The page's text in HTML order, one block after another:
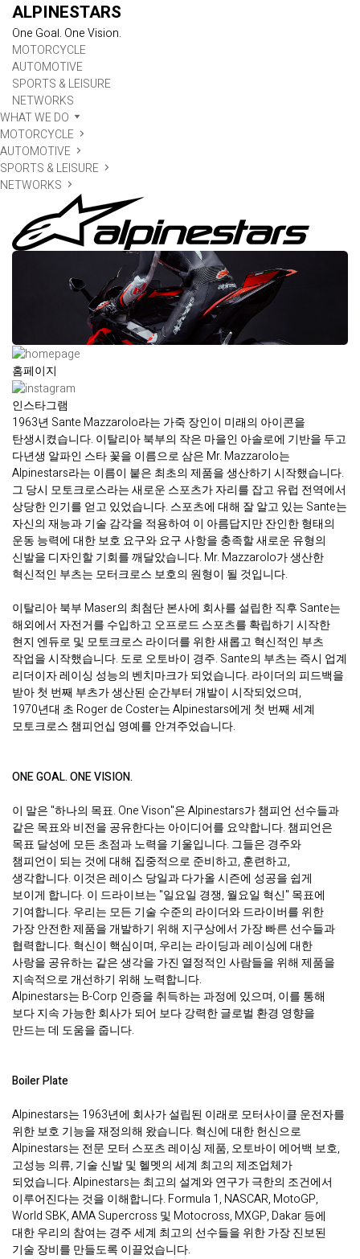
ALPINESTARS
One Goal. One Vision.
MOTORCYCLE
AUTOMOTIVE
SPORTS & LEISURE
NETWORKS
WHAT WE DO
MOTORCYCLE
AUTOMOTIVE
SPORTS & LEISURE
NETWORKS
홈페이지
인스타그램
1963년 Sante Mazzarolo라는 가죽 장인이 미래의 아이콘을
탄생시켰습니다. 이탈리아 북부의 작은 마을인 아솔로에 기반을 두고
다년생 알파인 스타 꽃을 이름으로 삼은 Mr. Mazzarolo는
Alpinestars라는 이름이 붙은 최초의 제품을 생산하기 시작했습니다.
그 당시 모토크로스라는 새로운 스포츠가 자리를 잡고 유럽 전역에서
상당한 인기를 얻고 있었습니다. 스포츠에 대해 잘 알고 있는 Sante는
자신의 재능과 기술 감각을 적용하여 이 아름답지만 잔인한 형태의
운동 능력에 대한 보호 요구와 요구 사항을 충족할 새로운 유형의
신발을 디자인할 기회를 깨달았습니다. Mr. Mazzarolo가 생산한
혁신적인 부츠는 모터크로스 보호의 원형이 될 것입니다.
이탈리아 북부 Maser의 최첨단 본사에 회사를 설립한 직후 Sante는
해외에서 자전거를 수입하고 오프로드 스포츠를 확립하기 시작한
현지 엔듀로 및 모토크로스 라이더를 위한 새롭고 혁신적인 부츠
작업을 시작했습니다. 도로 오토바이 경주. Sante의 부츠는 즉시 업계
리더이자 레이싱 성능의 벤치마크가 되었습니다. 라이더의 피드백을
받아 첫 번째 부츠가 생산된 순간부터 개발이 시작되었으며,
1970년대 초 Roger de Coster는 Alpinestars에게 첫 번째 세계
모토크로스 챔피언십 영예를 안겨주었습니다.
ONE GOAL. ONE VISION.
이 말은 "하나의 목표. One Vison"은 Alpinestars가 챔피언 선수들과
같은 목표와 비전을 공유한다는 아이디어를 요약합니다. 챔피언은
목표 달성에 모든 초점과 노력을 기울입니다. 그들은 경주와
챔피언이 되는 것에 대해 집중적으로 준비하고, 훈련하고,
생각합니다. 이것은 레이스 당일과 다가올 시즌에 성공을 쉽게
보이게 합니다. 이 드라이브는 "일요일 경쟁, 월요일 혁신" 목표에
기여합니다. 우리는 모든 기술 수준의 라이더와 드라이버를 위한
가장 안전한 제품을 개발하기 위해 지구상에서 가장 빠른 선수들과
협력합니다. 혁신이 핵심이며, 우리는 라이딩과 레이싱에 대한
사랑을 공유하는 같은 생각을 가진 열정적인 사람들을 위해 제품을
지속적으로 개선하기 위해 노력합니다.
Alpinestars는 B-Corp 인증을 취득하는 과정에 있으며, 이를 통해
보다 지속 가능한 회사가 되어 보다 강력한 글로벌 환경 영향을
만드는 데 도움을 줍니다.
Boiler Plate
Alpinestars는 1963년에 회사가 설립된 이래로 모터사이클 운전자를
위한 보호 기능을 재정의해 왔습니다. 혁신에 대한 헌신으로
Alpinestars는 전문 모터 스포츠 레이싱 제품, 오토바이 에어백 보호,
고성능 의류, 기술 신발 및 헬멧의 세계 최고의 제조업체가
되었습니다. Alpinestars는 최고의 설계와 연구가 극한의 조건에서
이루어진다는 것을 이해합니다. Formula 1, NASCAR, MotoGP,
World SBK, AMA Supercross 및 Motocross, MXGP, Dakar 등에
대한 우리의 참여는 경주 세계 최고의 선수들을 위한 가장 진보된
기술 장비를 만들도록 이끌었습니다.